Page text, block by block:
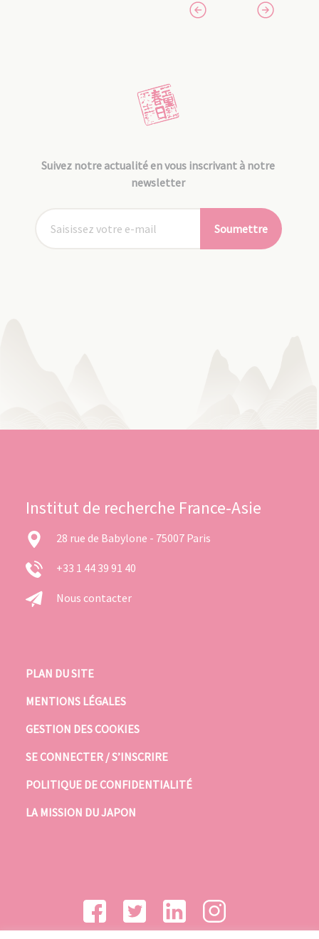
Suivez notre actualité en vous inscrivant à notre
newsletter
Soumettre
Institut de recherche France-Asie
28 rue de Babylone - 75007 Paris
+33 1 44 39 91 40
Nous contacter
PLAN DU SITE
MENTIONS LÉGALES
GESTION DES COOKIES
SE CONNECTER / S’INSCRIRE
POLITIQUE DE CONFIDENTIALITÉ
LA MISSION DU JAPON